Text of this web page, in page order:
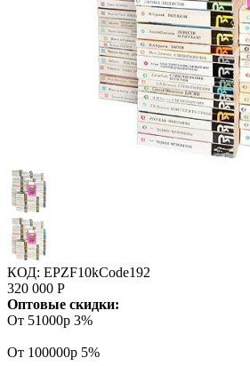
КОД: EPZF10kCode192
320 000 Р
Оптовые скидки:
От 51000р 3%
От 100000р 5%